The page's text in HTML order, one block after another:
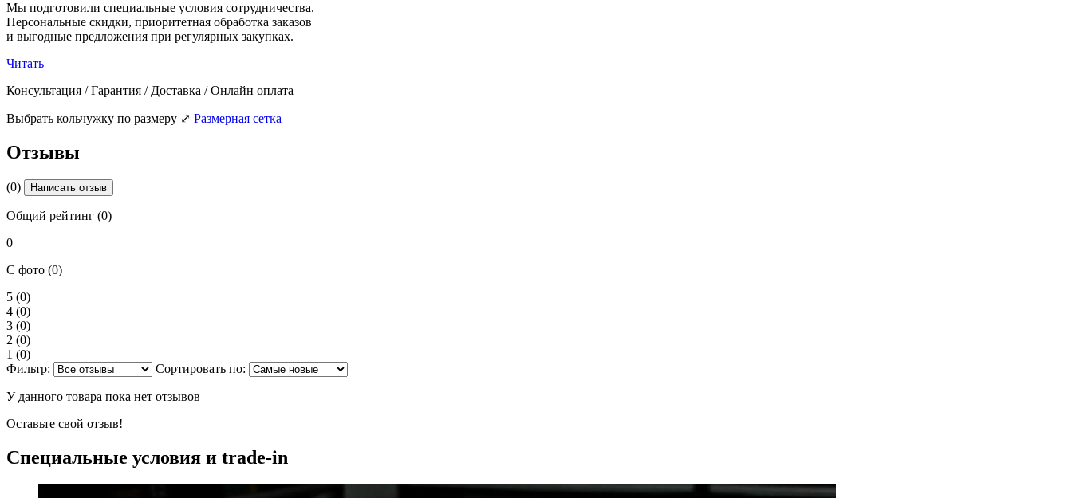
Мы подготовили специальные условия сотрудничества.
Персональные скидки, приоритетная обработка заказов
и выгодные предложения при регулярных закупках.
Читать
Консультация / Гарантия / Доставка / Онлайн оплата
Выбрать кольчужку по размеру ⤢ Размерная сетка
Отзывы
(0) Написать отзыв
Общий рейтинг (0)
0
С фото (0)
5 (0)
4 (0)
3 (0)
2 (0)
1 (0)
Фильтр:
Сортировать по:
У данного товара пока нет отзывов
Оставьте свой отзыв!
Специальные условия и trade-in